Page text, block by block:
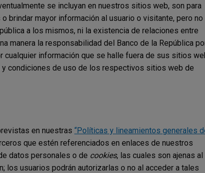
se incluyan en nuestros sitios web, son para
mayor información al usuario o visitante, pero no
a los mismos, ni la existencia de relaciones entre
manera la responsabilidad del Banco de la República
información que se halle fuera de sus sitios
condiciones de uso de los respectivos sitios web de
en nuestras “Políticas y lineamientos generales
que estén referenciados en enlaces de nuestros
datos personales o de cookies, las cuales son ajenas al
los usuarios podrán autorizarlas o no al acceder a tales